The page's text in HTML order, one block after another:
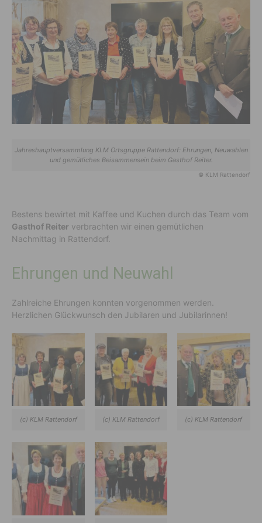
Jahreshauptversammlung KLM Ortsgruppe Rattendorf: Ehrungen, Neuwahlen
und gemütliches Beisammensein beim Gasthof Reiter.
© KLM Rattendorf
Bestens bewirtet mit Kaffee und Kuchen durch das Team vom
Gasthof Reiter verbrachten wir einen gemütlichen
Nachmittag in Rattendorf.
Ehrungen und Neuwahl
Zahlreiche Ehrungen konnten vorgenommen werden.
Herzlichen Glückwunsch den Jubilaren und Jubilarinnen!
(c) KLM Rattendorf (c) KLM Rattendorf (c) KLM Rattendorf